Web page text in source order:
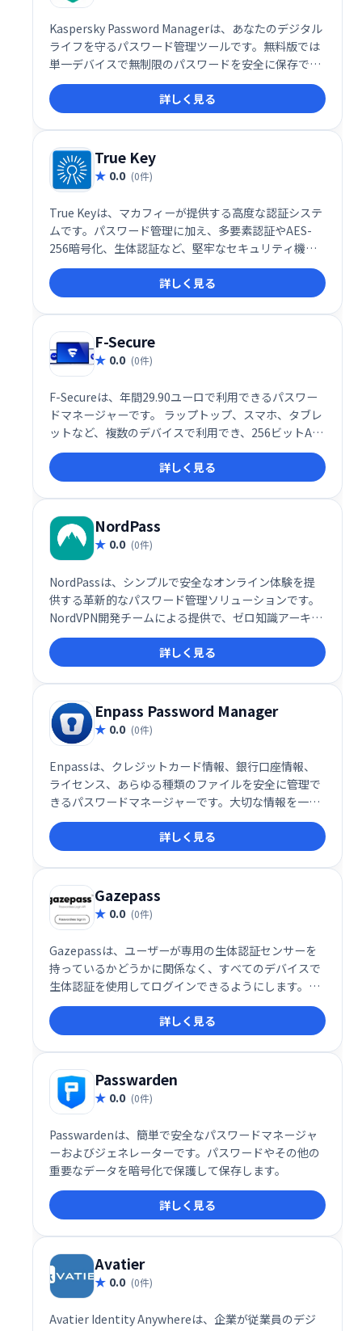
Kaspersky Password Managerは、あなたのデジタル
ライフを守るパスワード管理ツールです。無料版では
単一デバイスで無制限のパスワードを安全に保存でき
ます。年間14ドルの有料版は複数デバイス対応で、
AES-256暗号化による高いセキュリティと生体認証機
能も備えています。 複雑なパスワードを自動生成・管
理し、安全なオンライン体験を実現しましょう。
詳しく見る
True Key
0.0 (0件)
True Keyは、マカフィーが提供する高度な認証システ
ムです。パスワード管理に加え、多要素認証やAES-
256暗号化、生体認証など、堅牢なセキュリティ機能
で、Webサイトやアプリへのアクセスを保護します。
ハッカーからのアカウント侵害リスクを軽減し、安全
なオンライン体験を提供します。マカフィーのセキュ
リティスイートにもバンドルされています。
詳しく見る
F-Secure
0.0 (0件)
F-Secureは、年間29.90ユーロで利用できるパスワー
ドマネージャーです。 ラップトップ、スマホ、タブレ
ットなど、複数のデバイスで利用でき、256ビットAES
暗号化と生体認証であなたの資格情報を守ります。 組
み込みのパスワードレポートは、セキュリティ上の脆
弱性を指摘し、安全でないパスワードを警告。 無制限
のパスワード保存で、安全で安心なオンライン生活を
サポートします。
詳しく見る
NordPass
0.0 (0件)
NordPassは、シンプルで安全なオンライン体験を提
供する革新的なパスワード管理ソリューションです。
NordVPN開発チームによる提供で、ゼロ知識アーキテ
クチャ、サードパーティセキュリティ監査、2要素認
証など、堅牢なセキュリティ機能を備えています。あ
らゆるデバイスで安全にパスワードを管理し、複雑な
パスワードを簡単に生成・保存できます。より安心で
便利なデジタルライフを実現しましょう。
詳しく見る
Enpass Password Manager
0.0 (0件)
Enpassは、クレジットカード情報、銀行口座情報、
ライセンス、あらゆる種類のファイルを安全に管理で
きるパスワードマネージャーです。大切な情報を一元
管理し、安全に保管することで、パスワード管理の煩
雑さを解消し、セキュリティを強化します。 個人情報
の保護に最適なツールです。
詳しく見る
Gazepass
0.0 (0件)
Gazepassは、ユーザーが専用の生体認証センサーを
持っているかどうかに関係なく、すべてのデバイスで
生体認証を使用してログインできるようにします。ウ
ェブサイトまたはアプリでパスワードなしのログイン
を有効にします。
詳しく見る
Passwarden
0.0 (0件)
Passwardenは、簡単で安全なパスワードマネージャ
ーおよびジェネレーターです。パスワードやその他の
重要なデータを暗号化で保護して保存します。
詳しく見る
Avatier
0.0 (0件)
Avatier Identity Anywhereは、企業が従業員のデジ